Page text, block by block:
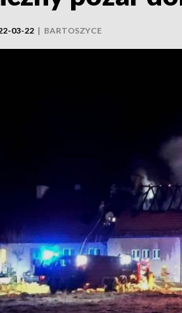
03-22 | BARTOSZYCE